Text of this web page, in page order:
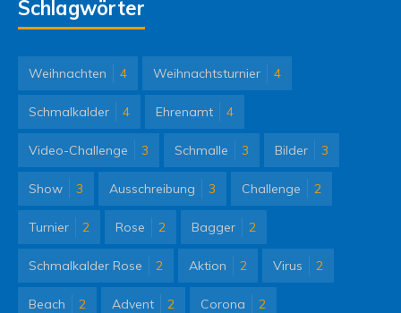
Schlagwörter
Weihnachten 4 Weihnachtsturnier 4
Schmalkalder 4 Ehrenamt 4
Video-Challenge 3 Schmalle 3 Bilder 3
Show 3 Ausschreibung 3 Challenge 2
Turnier 2 Rose 2 Bagger 2
Schmalkalder Rose 2 Aktion 2 Virus 2
Beach 2 Advent 2 Corona 2